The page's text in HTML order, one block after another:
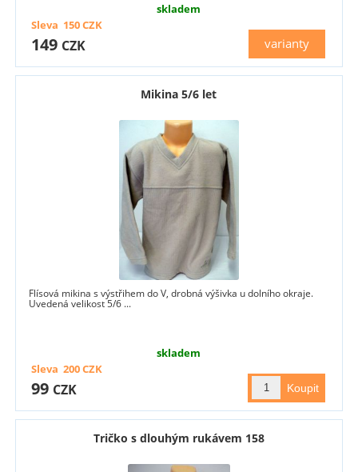
skladem
varianty
149 CZK
Sleva 150CZK
Mikina 5/6 let
Flísová mikina s výstřihem do V, drobná výšivka u dolního okraje.
Uvedená velikost 5/6 ...
skladem
99 CZK
Sleva 200CZK
Tričko s dlouhým rukávem 158